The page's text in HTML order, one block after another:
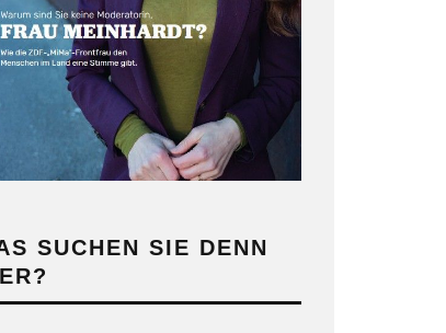
SUCHEN SIE DENN